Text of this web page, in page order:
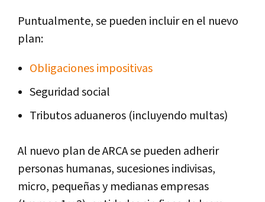
Puntualmente, se pueden incluir en el nuevo
plan:
Obligaciones impositivas
Seguridad social
Tributos aduaneros (incluyendo multas)
Al nuevo plan de ARCA se pueden adherir
personas humanas, sucesiones indivisas,
micro, pequeñas y medianas empresas